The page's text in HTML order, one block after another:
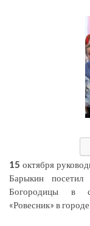
15 октября
Барыкин
Богородицы в
«Ровесник» в